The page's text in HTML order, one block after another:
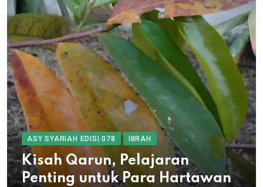
ASY SYARIAH EDISI 078 IBRAH
Kisah Qarun, Pelajaran
Penting untuk Para Hartawan